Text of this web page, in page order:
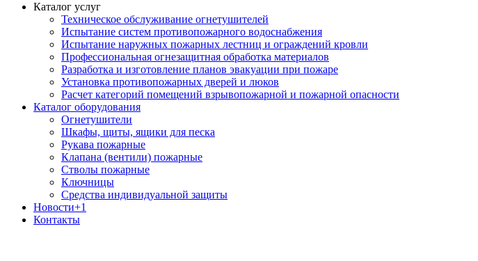
Каталог услуг
Техническое обслуживание огнетушителей
Испытание систем противопожарного водоснабжения
Испытание наружных пожарных лестниц и ограждений кровли
Профессиональная огнезащитная обработка материалов
Разработка и изготовление планов эвакуации при пожаре
Установка противопожарных дверей и люков
Расчет категорий помещений взрывопожарной и пожарной опасности
Каталог оборудования
Огнетушители
Шкафы, щиты, ящики для песка
Рукава пожарные
Клапана (вентили) пожарные
Стволы пожарные
Ключницы
Средства индивидуальной защиты
Новости+1
Контакты